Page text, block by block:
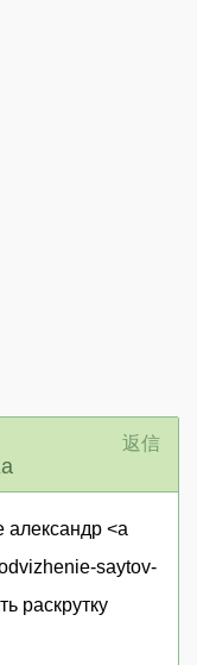
返信
александр <a
saytov-
раскрутку